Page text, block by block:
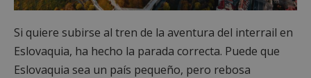
Si quiere subirse al tren de la aventura del interrail en
Eslovaquia, ha hecho la parada correcta. Puede que
Eslovaquia sea un país pequeño, pero rebosa